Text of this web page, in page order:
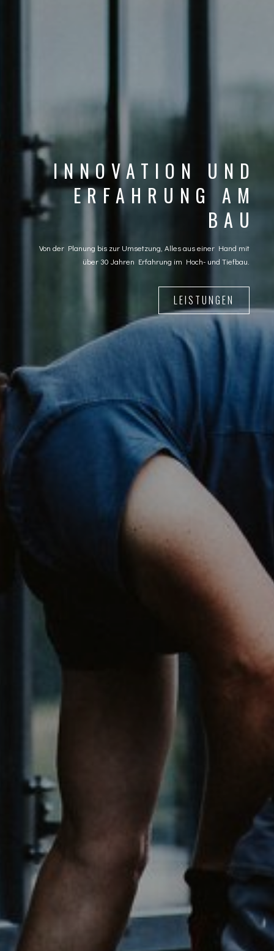
INNOVATION UND
ERFAHRUNG AM
BAU
Von der Planung bis zur Umsetzung, Alles aus einer Hand mit
über 30 Jahren Erfahrung im Hoch- und Tiefbau.
LEISTUNGEN